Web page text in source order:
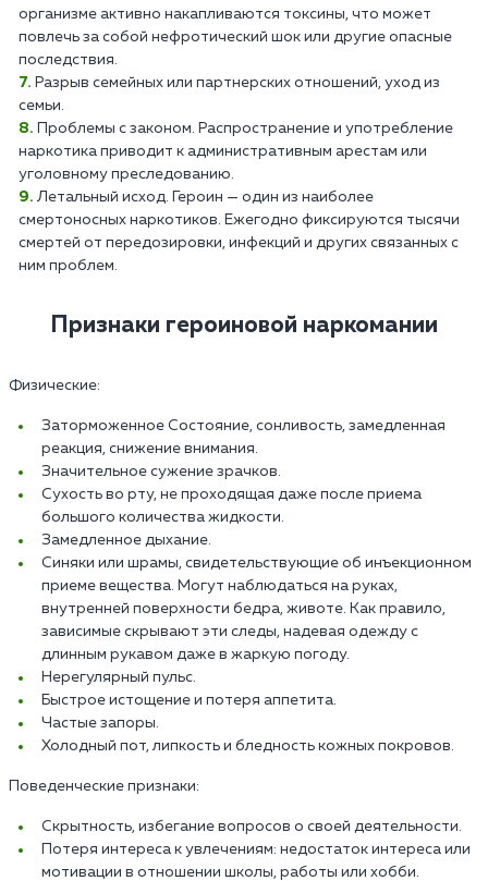
организме активно накапливаются токсины, что может
повлечь за собой нефротический шок или другие опасные
последствия.
Разрыв семейных или партнерских отношений, уход из
семьи.
Проблемы с законом. Распространение и употребление
наркотика приводит к административным арестам или
уголовному преследованию.
Летальный исход. Героин — один из наиболее
смертоносных наркотиков. Ежегодно фиксируются тысячи
смертей от передозировки, инфекций и других связанных с
ним проблем.
Признаки героиновой наркомании
Физические:
Заторможенное Состояние, сонливость, замедленная
реакция, снижение внимания.
Значительное сужение зрачков.
Сухость во рту, не проходящая даже после приема
большого количества жидкости.
Замедленное дыхание.
Синяки или шрамы, свидетельствующие об инъекционном
приеме вещества. Могут наблюдаться на руках,
внутренней поверхности бедра, животе. Как правило,
зависимые скрывают эти следы, надевая одежду с
длинным рукавом даже в жаркую погоду.
Нерегулярный пульс.
Быстрое истощение и потеря аппетита.
Частые запоры.
Холодный пот, липкость и бледность кожных покровов.
Поведенческие признаки:
Скрытность, избегание вопросов о своей деятельности.
Потеря интереса к увлечениям: недостаток интереса или
мотивации в отношении школы, работы или хобби.